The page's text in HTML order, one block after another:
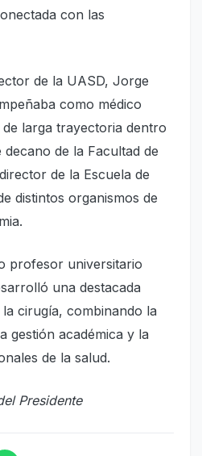
con las
de la UASD, Jorge
como médico
larga trayectoria dentro
decano de la Facultad de
de la Escuela de
distintos organismos de
profesor universitario
una destacada
cirugía, combinando la
gestión académica y la
de la salud.
Presidente